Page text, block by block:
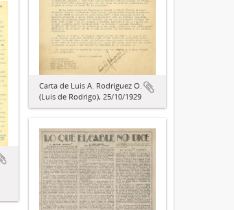
Carta de Luis A. Rodríguez O.
(Luis de Rodrigo), 25/10/1929